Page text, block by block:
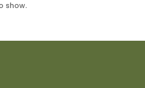
show.